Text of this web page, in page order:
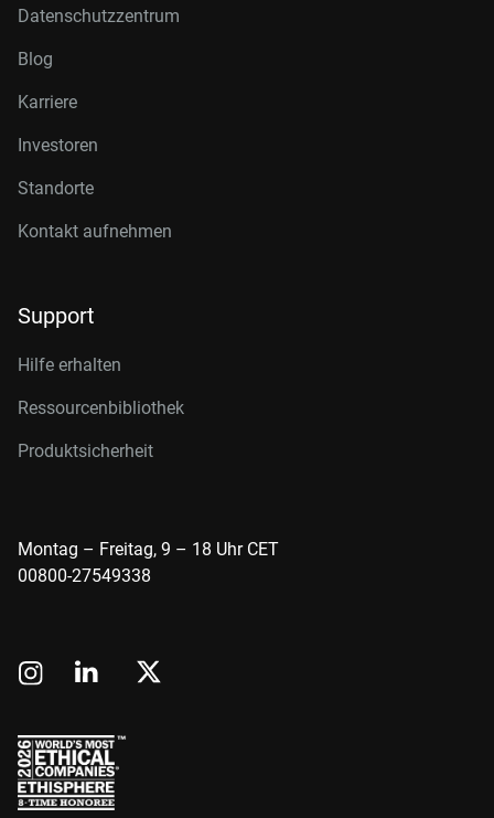
Datenschutzzentrum
Blog
Karriere
Investoren
Standorte
Kontakt aufnehmen
Support
Hilfe erhalten
Ressourcenbibliothek
Produktsicherheit
Montag – Freitag, 9 – 18 Uhr CET
00800-27549338